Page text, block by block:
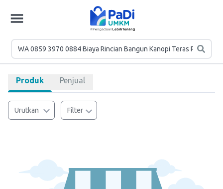
Produk Penjual
Urutkan Filter